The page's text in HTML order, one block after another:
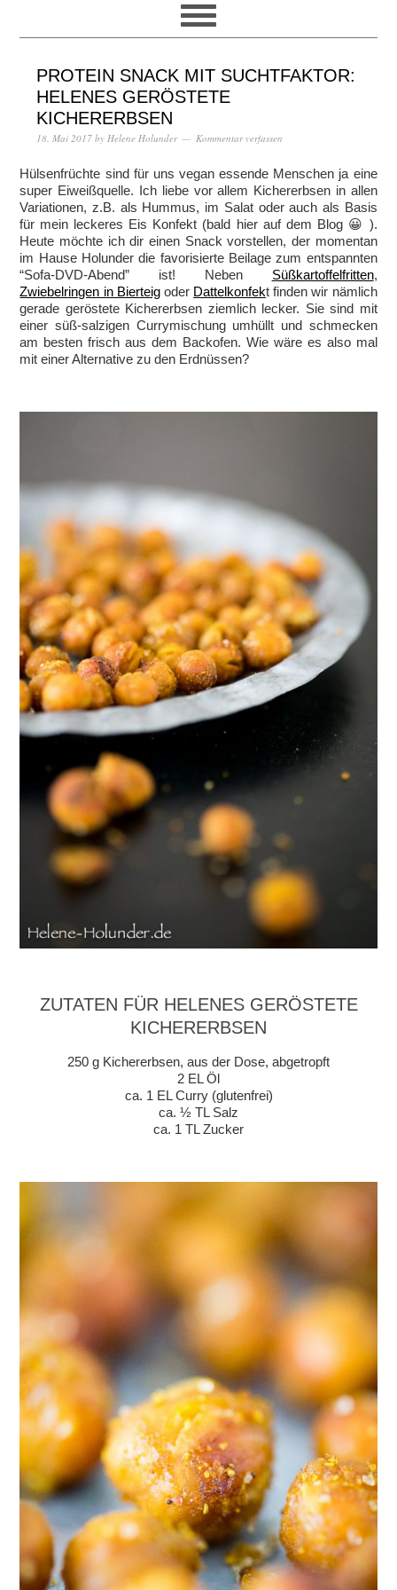
PROTEIN SNACK MIT SUCHTFAKTOR:
HELENES GERÖSTETE
KICHERERBSEN
18. Mai 2017by Helene Holunder Kommentar verfassen
Hülsenfrüchte sind für uns vegan essende Menschen ja eine
super Eiweißquelle. Ich liebe vor allem Kichererbsen in allen
Variationen, z.B. als Hummus, im Salat oder auch als Basis
für mein leckeres Eis Konfekt (bald hier auf dem Blog 😀 ).
Heute möchte ich dir einen Snack vorstellen, der momentan
im Hause Holunder die favorisierte Beilage zum entspannten
“Sofa-DVD-Abend” ist! Neben Süßkartoffelfritten,
Zwiebelringen in Bierteigoder Dattelkonfekt finden wir nämlich
gerade geröstete Kichererbsen ziemlich lecker. Sie sind mit
einer süß-salzigen Currymischung umhüllt und schmecken
am besten frisch aus dem Backofen. Wie wäre es also mal
mit einer Alternative zu den Erdnüssen?
ZUTATEN FÜR HELENES GERÖSTETE
KICHERERBSEN
250 g Kichererbsen, aus der Dose, abgetropft
2 EL Öl
ca. 1 EL Curry (glutenfrei)
ca. ½ TL Salz
ca. 1 TL Zucker